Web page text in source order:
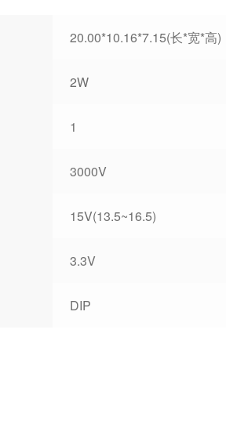
20.00*10.16*7.15(长*宽*高)
2W
1
3000V
15V(13.5~16.5)
3.3V
DIP